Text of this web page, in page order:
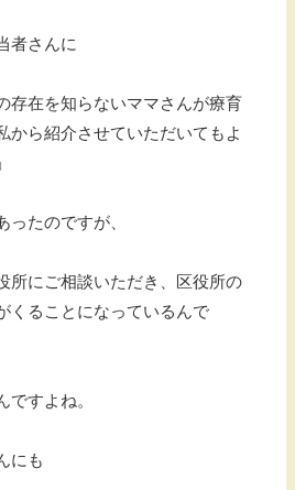
者さんに
存在を知らないママさんが療育
から紹介させていただいてもよ
ったのですが、
所にご相談いただき、区役所の
くることになっているんで
ですよね。
にも